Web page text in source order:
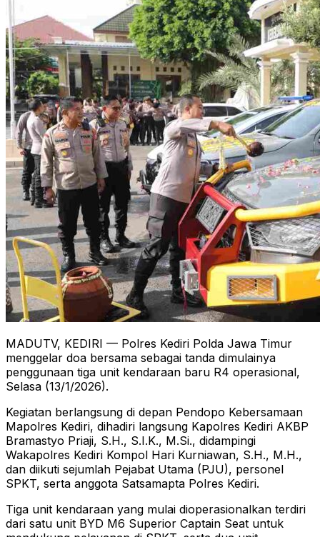
MADUTV, KEDIRI — Polres Kediri Polda Jawa Timur
menggelar doa bersama sebagai tanda dimulainya
penggunaan tiga unit kendaraan baru R4 operasional,
Selasa (13/1/2026).
Kegiatan berlangsung di depan Pendopo Kebersamaan
Mapolres Kediri, dihadiri langsung Kapolres Kediri AKBP
Bramastyo Priaji, S.H., S.I.K., M.Si., didampingi
Wakapolres Kediri Kompol Hari Kurniawan, S.H., M.H.,
dan diikuti sejumlah Pejabat Utama (PJU), personel
SPKT, serta anggota Satsamapta Polres Kediri.
Tiga unit kendaraan yang mulai dioperasionalkan terdiri
dari satu unit BYD M6 Superior Captain Seat untuk